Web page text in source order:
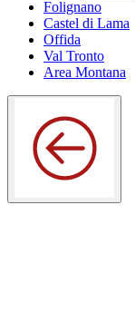
Folignano
Castel di Lama
Offida
Val Tronto
Area Montana